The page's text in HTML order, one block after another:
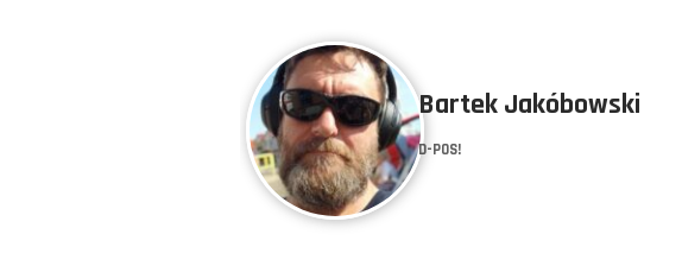
Bartek Jakóbowski
D-POS!